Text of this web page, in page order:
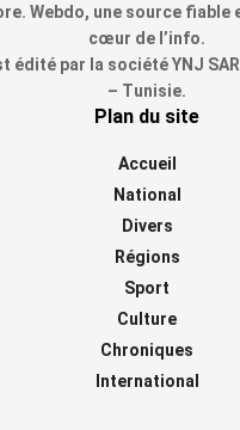
Webdo, une source fiable
cœur de l’info.
édité par la société YNJ
– Tunisie.
Plan du site
Accueil
National
Divers
Régions
Sport
Culture
Chroniques
International